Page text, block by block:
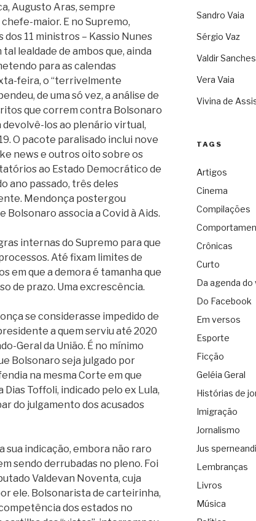
Augusto Aras, sempre
maior. E no Supremo,
11 ministros – Kassio Nunes
lealdade de ambos que, ainda
para as calendas
feira, o “terrivelmente
de uma só vez, a análise de
que correm contra Bolsonaro
devolvê-los ao plenário virtual,
O pacote paralisado inclui nove
news e outros oito sobre os
ao Estado Democrático de
ano passado, três deles
Mendonça postergou
associa a Covid à Aids.
internas do Supremo para que
Até fixam limites de
em que a demora é tamanha que
de prazo. Uma excrescência.
se considerasse impedido de
a quem serviu até 2020
Geral da União. É no mínimo
Bolsonaro seja julgado por
na mesma Corte em que
Toffoli, indicado pelo ex Lula,
do julgamento dos acusados
sua indicação, embora não raro
sendo derrubadas no pleno. Foi
Valdevan Noventa, cuja
ele. Bolsonarista de carteirinha,
dos estados no
Sandro Vaia
Sérgio Vaz
Valdir Sanches
Vera Vaia
Vivina de
TAGS
Artigos
Cinema
Compilações
Crônicas
Curto
Da agenda do
Do Facebook
Em versos
Esporte
Ficção
Geléia Geral
Histórias de
Imigração
Jornalismo
Jus sperneandi
Lembranças
Livros
Música